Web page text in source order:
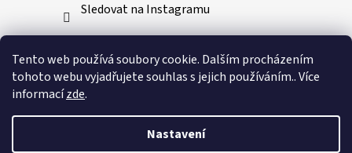
Tento web používá soubory cookie. Dalším procházením
tohoto webu vyjadřujete souhlas s jejich používáním.. Více
informacízde.
Nastavení
Sledovat na Instagramu
Přijímáme online platby